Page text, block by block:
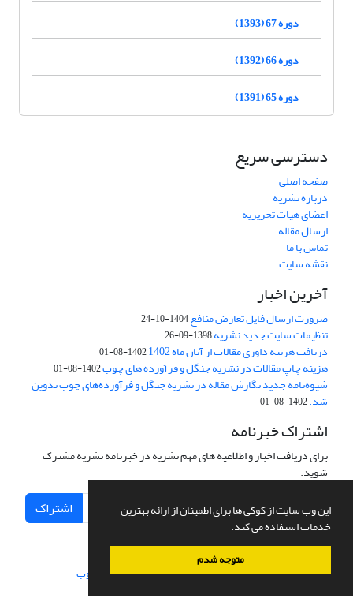
این وب سایت از کوکی ها برای اطمینان از ارائه بهترین
خدمات استفاده می کند.
متوجه شدم
دوره 67 (1393)
دوره 66 (1392)
دوره 65 (1391)
دسترسی سریع
صفحه اصلی
درباره نشریه
اعضای هیات تحریریه
ارسال مقاله
تماس با ما
نقشه سایت
آخرین اخبار
ضرورت ارسال فایل تعارض منافع1404-10-24
تنظیمات سایت جدید نشریه1398-09-26
دریافت هزینه داوری مقالات از آبان ماه 1402 1402-08-01
هزینه چاپ مقالات در نشریه جنگل و فرآورده های چوب1402-08-01
شیوه‌نامه جدید نگارش مقاله در نشریه جنگل و فرآورده‌های چوب تدوین
شد.1402-08-01
اشتراک خبرنامه
برای دریافت اخبار و اطلاعیه های مهم نشریه در خبرنامه نشریه مشترک
شوید.
اشتراک
سامانه مدیریت نشریات علمی.طراحی و پیاده سازی از سیناوب